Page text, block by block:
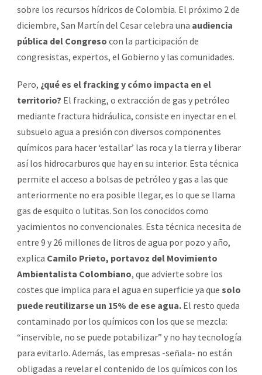
sobre los recursos hídricos de Colombia. El próximo 2 de
diciembre, San Martín del Cesar celebra una audiencia
pública del Congreso con la participación de
congresistas, expertos, el Gobierno y las comunidades.
Pero, ¿qué es el fracking y cómo impacta en el
territorio? El fracking, o extracción de gas y petróleo
mediante fractura hidráulica, consiste en inyectar en el
subsuelo agua a presión con diversos componentes
químicos para hacer ‘estallar’ las roca y la tierra y liberar
así los hidrocarburos que hay en su interior. Esta técnica
permite el acceso a bolsas de petróleo y gas a las que
anteriormente no era posible llegar, es lo que se llama
gas de esquito o lutitas. Son los conocidos como
yacimientos no convencionales. Esta técnica necesita de
entre 9 y 26 millones de litros de agua por pozo y año,
explica Camilo Prieto, portavoz del Movimiento
Ambientalista Colombiano, que advierte sobre los
costes que implica para el agua en superficie ya que solo
puede reutilizarse un 15% de ese agua. El resto queda
contaminado por los químicos con los que se mezcla:
“inservible, no se puede potabilizar” y no hay tecnología
para evitarlo. Además, las empresas -señala- no están
obligadas a revelar el contenido de los químicos con los